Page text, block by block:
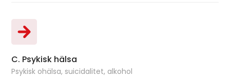
C. Psykisk hälsa
Psykisk ohälsa, suicidalitet, alkohol